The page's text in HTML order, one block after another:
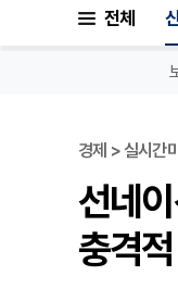
전체
경제 > 실시간
선네
충격